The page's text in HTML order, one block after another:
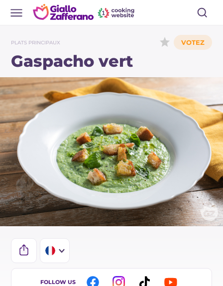
PLATS PRINCIPAUX
Gaspacho vert
IT
FOLLOW US